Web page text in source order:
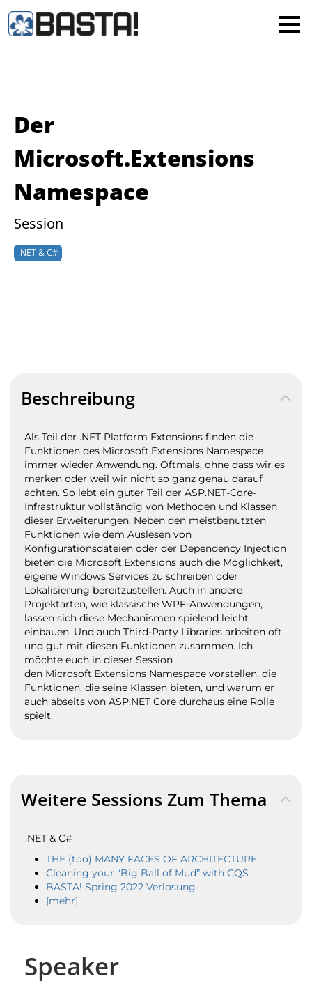
Der
Microsoft.Extensions
Namespace
Session
.NET & C#
Speaker
Beschreibung
Als Teil der .NET Platform Extensions finden die
Funktionen des Microsoft.Extensions Namespace
immer wieder Anwendung. Oftmals, ohne dass wir es
merken oder weil wir nicht so ganz genau darauf
achten. So lebt ein guter Teil der ASP.NET-Core-
Infrastruktur vollständig von Methoden und Klassen
dieser Erweiterungen. Neben den meistbenutzten
Funktionen wie dem Auslesen von
Konfigurationsdateien oder der Dependency Injection
bieten die Microsoft.Extensions auch die Möglichkeit,
eigene Windows Services zu schreiben oder
Lokalisierung bereitzustellen. Auch in andere
Projektarten, wie klassische WPF-Anwendungen,
lassen sich diese Mechanismen spielend leicht
einbauen. Und auch Third-Party Libraries arbeiten oft
und gut mit diesen Funktionen zusammen. Ich
möchte euch in dieser Session
den Microsoft.Extensions Namespace vorstellen, die
Funktionen, die seine Klassen bieten, und warum er
auch abseits von ASP.NET Core durchaus eine Rolle
spielt.
Weitere Sessions Zum Thema
.NET & C#
THE (too) MANY FACES OF ARCHITECTURE
Cleaning your “Big Ball of Mud” with CQS
BASTA! Spring 2022 Verlosung
[mehr]
MAINZ